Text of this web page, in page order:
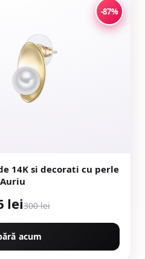
-87%
14K si decorati cu perle
lei300 lei
acum